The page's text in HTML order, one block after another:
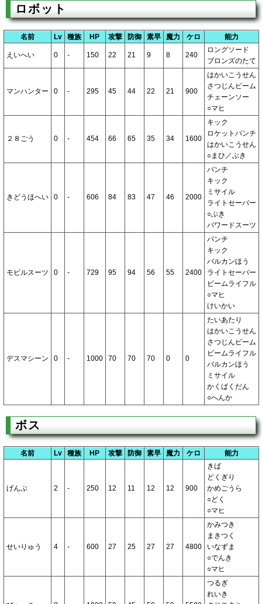
ロボット
名前 Lv 種族 HP 攻撃 防御 素早 魔力 ケロ 能力
えいへい 0 - 150 22 21 9 8 240
ロングソード
ブロンズのたて
マンハンター 0 - 295 45 44 22 21 900
はかいこうせん
さつじんビーム
チェーンソー
○マヒ
２８ごう 0 - 454 66 65 35 34 1600
キック
ロケットパンチ
はかいこうせん
○まひ／ぶき
きどうほへい 0 - 606 84 83 47 46 2000
パンチ
キック
ミサイル
ライトセーバー
○ぶき
パワードスーツ
モビルスーツ 0 - 729 95 94 56 55 2400
パンチ
キック
バルカンほう
ライトセーバー
ビームライフル
○マヒ
けいかい
デスマシーン 0 - 1000 70 70 70 0 0
たいあたり
はかいこうせん
さつじんビーム
ビームライフル
バルカンほう
ミサイル
かくばくだん
○へんか
ボス
名前 Lv 種族 HP 攻撃 防御 素早 魔力 ケロ 能力
げんぶ 2 - 250 12 11 12 12 900
きば
どくぎり
かめごうら
○どく
○マヒ
せいりゅう 4 - 600 27 25 27 27 4800
かみつき
まきつく
いなずま
○でんき
○マヒ
つるぎ
れいき